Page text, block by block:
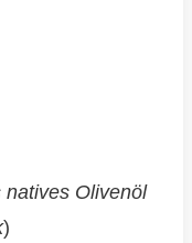
natives Olivenöl
)